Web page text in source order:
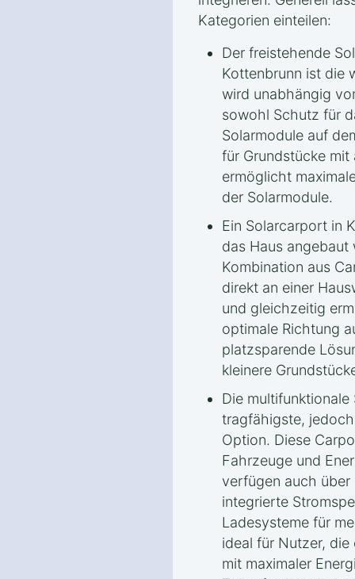
Kategorien einteilen:
Der freistehende
Kottenbrunn ist die
wird unabhängig
sowohl Schutz für
Solarmodule auf
für Grundstücke
ermöglicht
der Solarmodule.
Ein Solarcarport in
das Haus angebaut
Kombination aus
direkt an einer
und gleichzeitig
optimale Richtung
platzsparende
kleinere
Die
tragfähigste,
Option. Diese
Fahrzeuge und
verfügen auch
integrierte
Ladesysteme für
ideal für Nutzer, die
mit maximaler